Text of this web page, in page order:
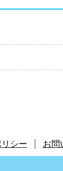
シー お問